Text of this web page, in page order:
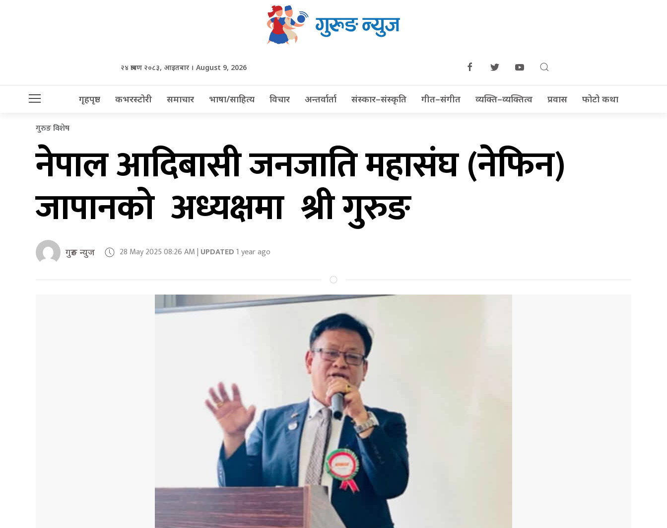
२४ श्रावण २०८३, आइतबार । August 9, 2026
गृहपृष्ठ कभरस्टोरी समाचार भाषा/साहित्य विचार अन्तर्वार्ता संस्कार–संस्कृति गीत–संगीत व्यक्ति–व्यक्तित्व प्रवास फोटो कथा
गुरुङ विशेष
नेपाल आदिबासी जनजाति महासंघ (नेफिन)
जापानको अध्यक्षमा श्री गुरुङ
गुरुङ न्युज 28 May 2025 08:26 AM | UPDATED1 year ago